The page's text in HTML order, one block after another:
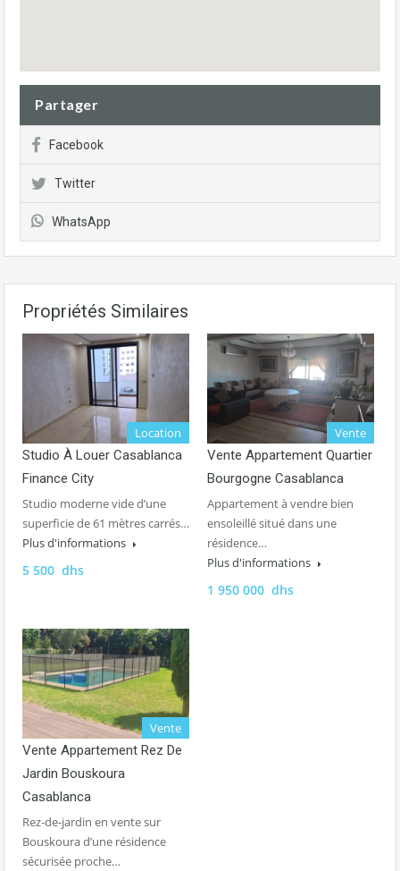
Partager
Facebook
Twitter
WhatsApp
Propriétés Similaires
Location
Studio À Louer Casablanca
Finance City
Studio moderne vide d’une
superficie de 61 mètres carrés…
Plus d'informations
5 500 dhs
Vente
Vente Appartement Quartier
Bourgogne Casablanca
Appartement à vendre bien
ensoleillé situé dans une
résidence…
Plus d'informations
1 950 000 dhs
Vente
Vente Appartement Rez De
Jardin Bouskoura
Casablanca
Rez-de-jardin en vente sur
Bouskoura d’une résidence
sécurisée proche…